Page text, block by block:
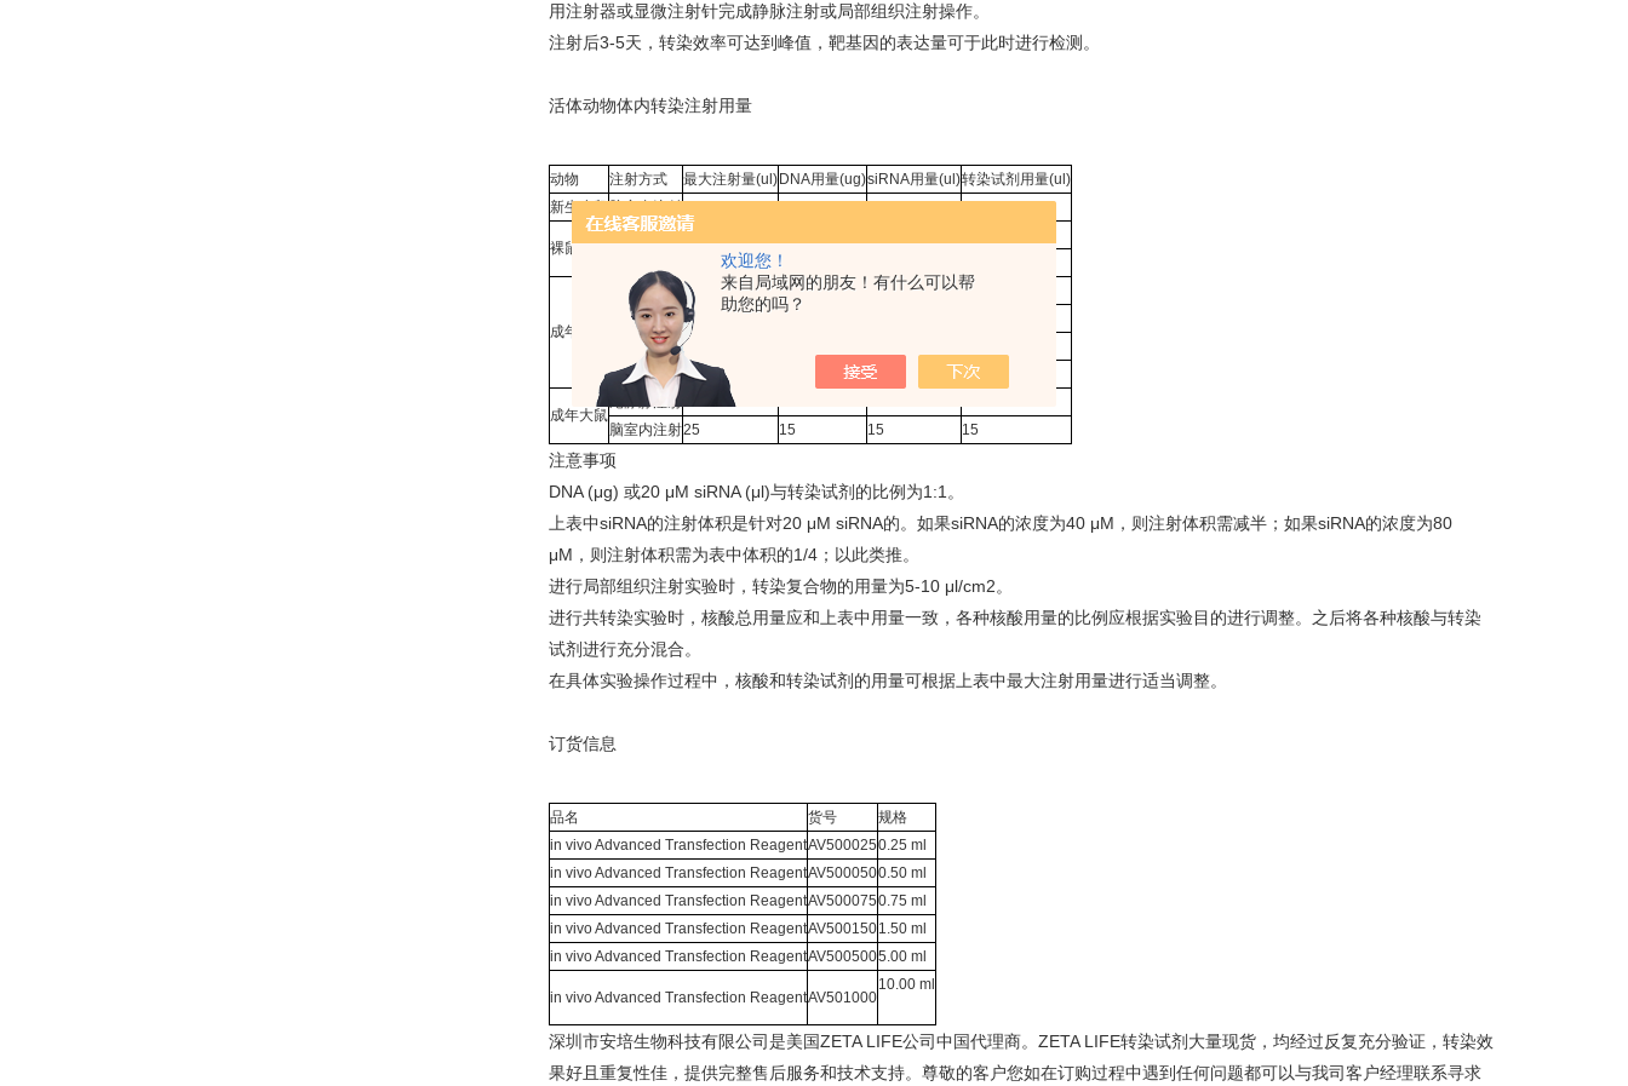
欢迎您！
来自局域网的朋友！有什么可以帮
助您的吗？
用注射器或显微注射针完成静脉注射或局部组织注射操作。
注射后3-5天，转染效率可达到峰值，靶基因的表达量可于此时进行检测。
活体动物体内转染注射用量
动物 注射方式 最大注射量(ul) DNA用量(ug)siRNA用量(ul)转染试剂用量(ul)
新生小鼠
裸鼠
尾静脉注射400
17
成年小鼠
尾静脉注射 400 62 62
62
腹腔内注射 800
脑室内注射5
肿瘤内注射50 17 17
成年大鼠
尾静脉注射
脑室内注射25 15 15 15
注意事项
DNA (μg) 或20 μM siRNA (μl)与转染试剂的比例为1:1。
上表中siRNA的注射体积是针对20 μM siRNA的。如果siRNA的浓度为40 μM，则注射体积需减半；如果siRNA的浓度为80
μM，则注射体积需为表中体积的1/4；以此类推。
进行局部组织注射实验时，转染复合物的用量为5-10 μl/cm2。
进行共转染实验时，核酸总用量应和上表中用量一致，各种核酸用量的比例应根据实验目的进行调整。之后将各种核酸与转染
试剂进行充分混合。
在具体实验操作过程中，核酸和转染试剂的用量可根据上表中最大注射用量进行适当调整。
订货信息
品名 货号
规格
in vivo Advanced Transfection ReagentAV5000250.25 ml
in vivo Advanced Transfection ReagentAV5000500.50 ml
in vivo Advanced Transfection ReagentAV5000750.75 ml
in vivo Advanced Transfection ReagentAV5001501.50 ml
in vivo Advanced Transfection ReagentAV5005005.00 ml
in vivo Advanced Transfection ReagentAV501000
10.00 ml
深圳市安培生物科技有限公司是美国ZETA LIFE公司中国代理商。ZETA LIFE转染试剂大量现货，均经过反复充分验证，转染效
果好且重复性佳，提供完整售后服务和技术支持。尊敬的客户您如在订购过程中遇到任何问题都可以与我司客户经理联系寻求